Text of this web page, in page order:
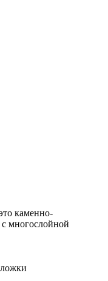
каменно-
многослойной